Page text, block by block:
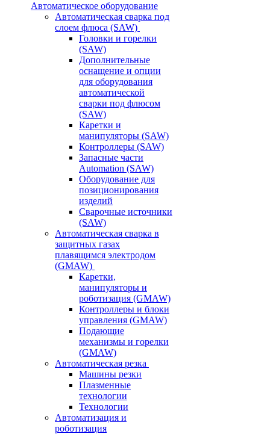
Автоматическое оборудование
Автоматическая сварка под
слоем флюса (SAW)
Головки и горелки
(SAW)
Дополнительные
оснащение и опции
для оборудования
автоматической
сварки под флюсом
(SAW)
Каретки и
манипуляторы (SAW)
Контроллеры (SAW)
Запасные части
Automation (SAW)
Оборудование для
позиционирования
изделий
Сварочные источники
(SAW)
Автоматическая сварка в
защитных газах
плавящимся электродом
(GMAW)
Каретки,
манипуляторы и
роботизация (GMAW)
Контроллеры и блоки
управления (GMAW)
Подающие
механизмы и горелки
(GMAW)
Автоматическая резка
Машины резки
Плазменные
технологии
Технологии
Автоматизация и
роботизация